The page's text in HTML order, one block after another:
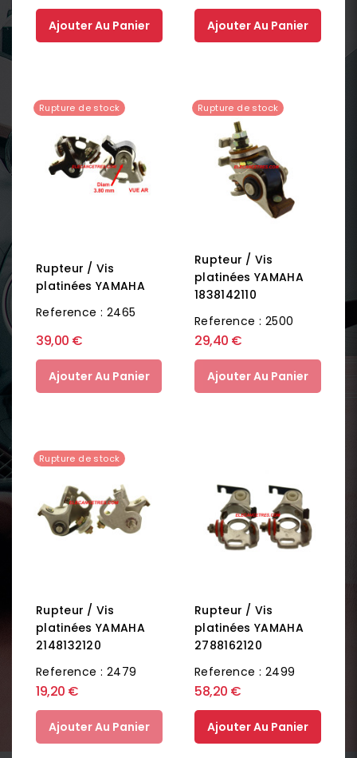
Ajouter Au Panier Ajouter Au Panier
Rupture de stock
Rupteur / Vis
platinées YAMAHA
Reference : 2465
39,00 €
Ajouter Au Panier
Rupture de stock
Rupteur / Vis
platinées YAMAHA
1838142110
Reference : 2500
29,40 €
Ajouter Au Panier
Rupture de stock
Rupteur / Vis
platinées YAMAHA
2148132120
Reference : 2479
19,20 €
Ajouter Au Panier
Rupteur / Vis
platinées YAMAHA
2788162120
Reference : 2499
58,20 €
Ajouter Au Panier